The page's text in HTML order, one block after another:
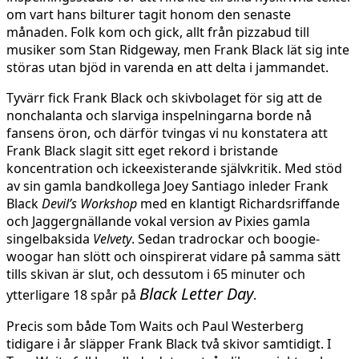
om vart hans bilturer tagit honom den senaste
månaden. Folk kom och gick, allt från pizzabud till
musiker som Stan Ridgeway, men Frank Black lät sig inte
störas utan bjöd in varenda en att delta i jammandet.
Tyvärr fick Frank Black och skivbolaget för sig att de
nonchalanta och slarviga inspelningarna borde nå
fansens öron, och därför tvingas vi nu konstatera att
Frank Black slagit sitt eget rekord i bristande
koncentration och ickeexisterande självkritik. Med stöd
av sin gamla bandkollega Joey Santiago inleder Frank
BlackDevil’s Workshop med en klantigt Richardsriffande
och Jaggergnällande vokal version av Pixies gamla
singelbaksida Velvety. Sedan tradrockar och boogie-
woogar han slött och oinspirerat vidare på samma sätt
tills skivan är slut, och dessutom i 65 minuter och
ytterligare 18 spår på Black Letter Day.
Precis som både Tom Waits och Paul Westerberg
tidigare i år släpper Frank Black två skivor samtidigt. I